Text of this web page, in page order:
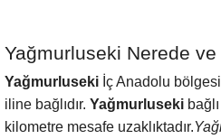
Yağmurluseki Nerede ve
Yağmurluseki İç Anadolu
iline bağlıdır. Yağmurluseki
kilometre mesafe uzaklıktadır.